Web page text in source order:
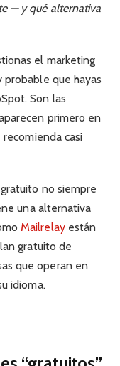
— y qué alternativa
el marketing
que hayas
Son las
primero en
casi
no siempre
una alternativa
Mailrelayestán
gratuito de
que operan en
idioma.